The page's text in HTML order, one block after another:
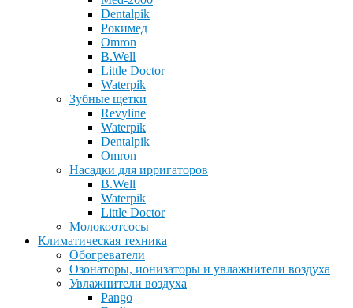
Dentalpik
Рокимед
Omron
B.Well
Little Doctor
Waterpik
Зубные щетки
Revyline
Waterpik
Dentalpik
Omron
Насадки для ирригаторов
B.Well
Waterpik
Little Doctor
Молокоотсосы
Климатическая техника
Обогреватели
Озонаторы, ионизаторы и увлажнители воздуха
Увлажнители воздуха
Pango